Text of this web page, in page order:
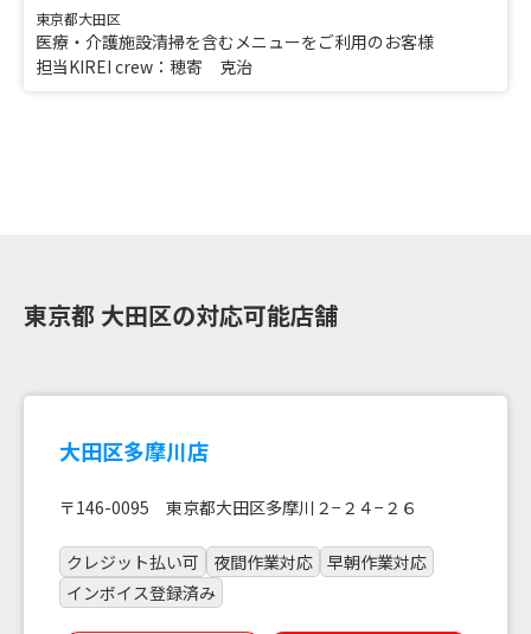
東京都大田区
医療・介護施設清掃を含むメニューをご利用のお客様
担当KIREI crew：穂寄 克治
東京都 大田区の対応可能店舗
大田区多摩川店
〒146-0095 東京都大田区多摩川２−２４−２６
クレジット払い可 夜間作業対応 早朝作業対応
インボイス登録済み